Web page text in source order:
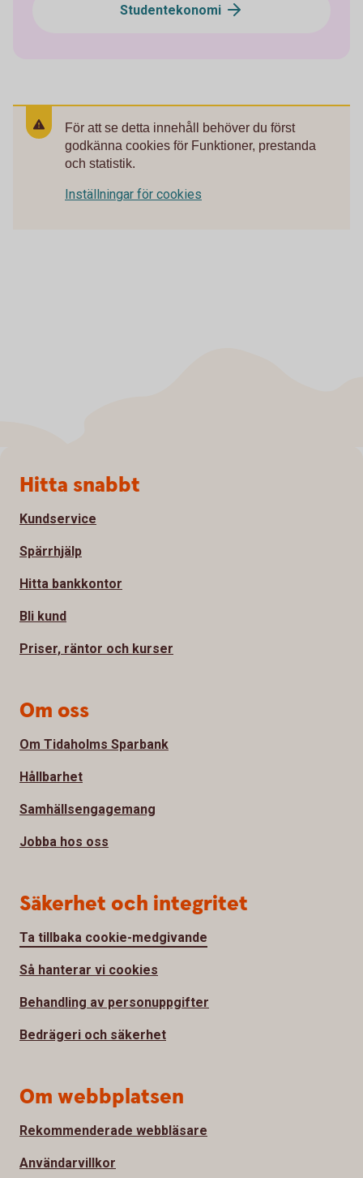
Studentekonomi
För att se detta innehåll behöver du först
godkänna cookies för Funktioner, prestanda
och statistik.
Inställningar för cookies
Sidfot
Hitta snabbt
Kundservice
Spärrhjälp
Hitta bankkontor
Bli kund
Priser, räntor och kurser
Om oss
Om Tidaholms Sparbank
Hållbarhet
Samhällsengagemang
Jobba hos oss
Säkerhet och integritet
Ta tillbaka cookie-medgivande
Så hanterar vi cookies
Behandling av personuppgifter
Bedrägeri och säkerhet
Om webbplatsen
Rekommenderade webbläsare
Användarvillkor